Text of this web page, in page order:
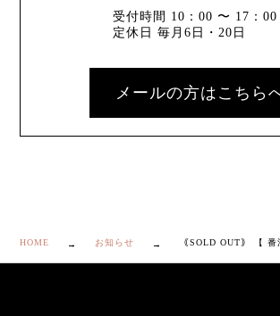
受付時間 10：00 〜 17：00
定休日 毎月6日・20日
メールの方はこちら
HOME お知らせ